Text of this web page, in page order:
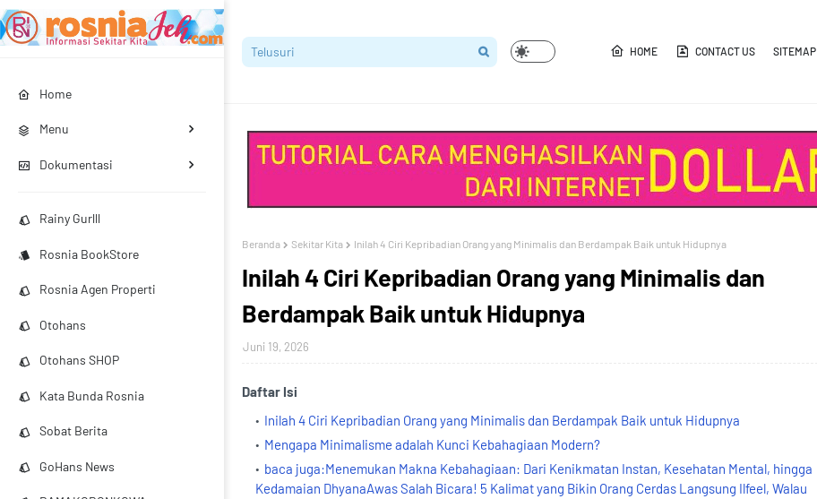
Home
Menu
Dokumentasi
Rainy Gurlll
Rosnia BookStore
Rosnia Agen Properti
Otohans
Otohans SHOP
Kata Bunda Rosnia
Sobat Berita
GoHans News
HOME CONTACT US SITEMAP
Beranda Sekitar Kita Inilah 4 Ciri Kepribadian Orang yang Minimalis dan Berdampak Baik untuk Hidupnya
Inilah 4 Ciri Kepribadian Orang yang Minimalis dan
Berdampak Baik untuk Hidupnya
Juni 19, 2026
Daftar Isi
Inilah 4 Ciri Kepribadian Orang yang Minimalis dan Berdampak Baik untuk Hidupnya
Mengapa Minimalisme adalah Kunci Kebahagiaan Modern?
baca juga:Menemukan Makna Kebahagiaan: Dari Kenikmatan Instan, Kesehatan Mental, hingga
Kedamaian DhyanaAwas Salah Bicara! 5 Kalimat yang Bikin Orang Cerdas Langsung Ilfeel, Walau